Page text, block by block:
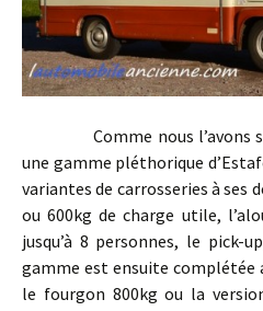
Comme nous l’avons
une gamme pléthorique
variantes de carrosseries à ses
ou 600kg de charge utile,
jusqu’à 8 personnes, le pick-
gamme est ensuite
le fourgon 800kg ou la